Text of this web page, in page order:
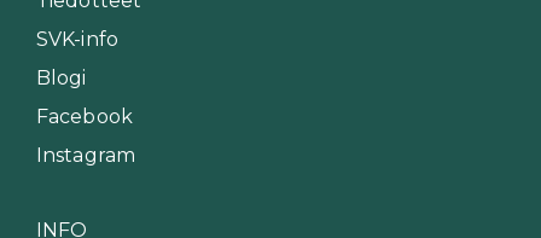
SVK-info
Blogi
Facebook
Instagram
INFO